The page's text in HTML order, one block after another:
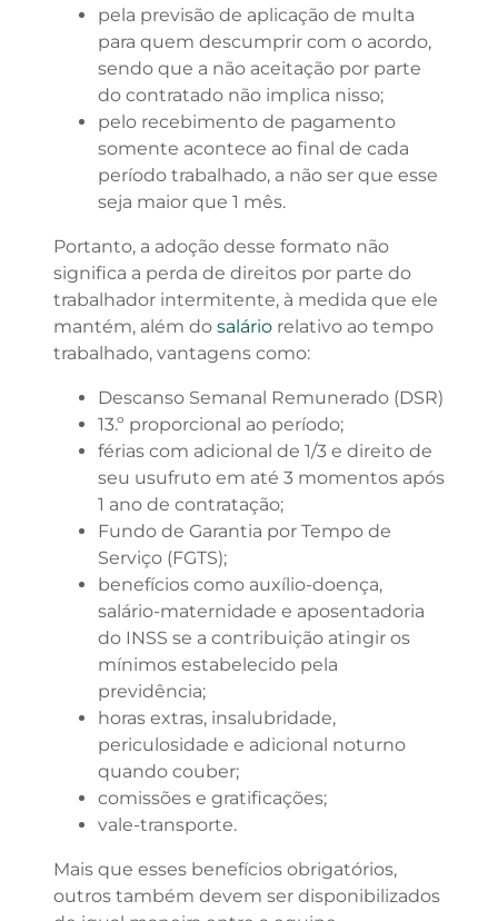
pela previsão de aplicação de multa
para quem descumprir com o acordo,
sendo que a não aceitação por parte
do contratado não implica nisso;
pelo recebimento de pagamento
somente acontece ao final de cada
período trabalhado, a não ser que esse
seja maior que 1 mês.
Portanto, a adoção desse formato não
significa a perda de direitos por parte do
trabalhador intermitente, à medida que ele
mantém, além do saláriorelativo ao tempo
trabalhado, vantagens como:
Descanso Semanal Remunerado (DSR)
13.º proporcional ao período;
férias com adicional de 1/3 e direito de
seu usufruto em até 3 momentos após
1 ano de contratação;
Fundo de Garantia por Tempo de
Serviço (FGTS);
benefícios como auxílio-doença,
salário-maternidade e aposentadoria
do INSS se a contribuição atingir os
mínimos estabelecido pela
previdência;
horas extras, insalubridade,
periculosidade e adicional noturno
quando couber;
comissões e gratificações;
vale-transporte.
Mais que esses benefícios obrigatórios,
outros também devem ser disponibilizados